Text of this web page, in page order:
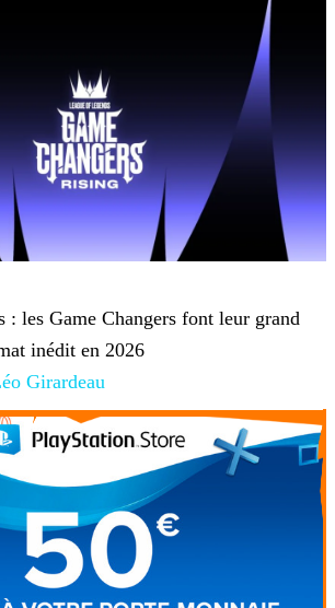
: les Game Changers font leur grand
inédit en 2026
Girardeau